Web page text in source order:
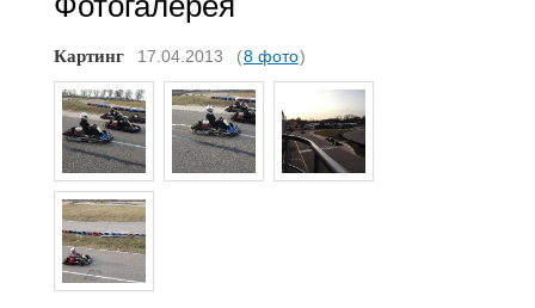
Картинг 17.04.2013 (8 фото)